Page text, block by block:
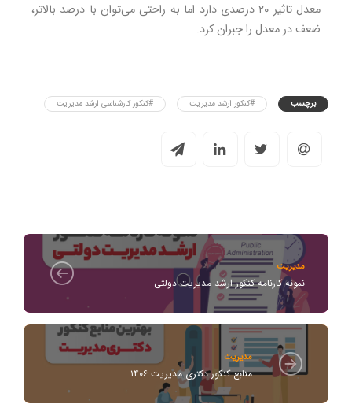
معدل تاثیر ۲۰ درصدی دارد اما به راحتی می‌توان با درصد بالاتر،
ضعف در معدل را جبران کرد.
برچسب #کنکور ارشد مدیریت #کنکور کارشناسی ارشد مدیریت
مدیریت
نمونه کارنامه کنکور ارشد مدیریت دولتی
مدیریت
منابع کنکور دکتری مدیریت ۱۴۰۶